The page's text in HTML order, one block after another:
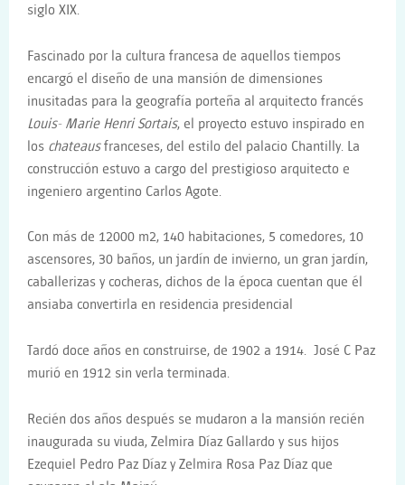
siglo XIX.
Fascinado por la cultura francesa de aquellos tiempos
encargó el diseño de una mansión de dimensiones
inusitadas para la geografía porteña al arquitecto francés
Louis- Marie Henri Sortais, el proyecto estuvo inspirado en
los chateausfranceses, del estilo del palacio Chantilly. La
construcción estuvo a cargo del prestigioso arquitecto e
ingeniero argentino Carlos Agote.
Con más de 12000 m2, 140 habitaciones, 5 comedores, 10
ascensores, 30 baños, un jardín de invierno, un gran jardín,
caballerizas y cocheras, dichos de la época cuentan que él
ansiaba convertirla en residencia presidencial
Tardó doce años en construirse, de 1902 a 1914. José C Paz
murió en 1912 sin verla terminada.
Recién dos años después se mudaron a la mansión recién
inaugurada su viuda, Zelmira Díaz Gallardo y sus hijos
Ezequiel Pedro Paz Díaz y Zelmira Rosa Paz Díaz que